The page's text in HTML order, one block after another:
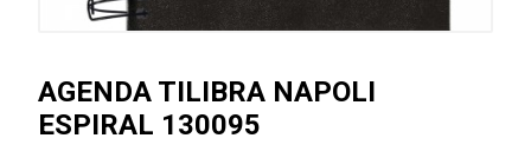
AGENDA TILIBRA NAPOLI
ESPIRAL 130095